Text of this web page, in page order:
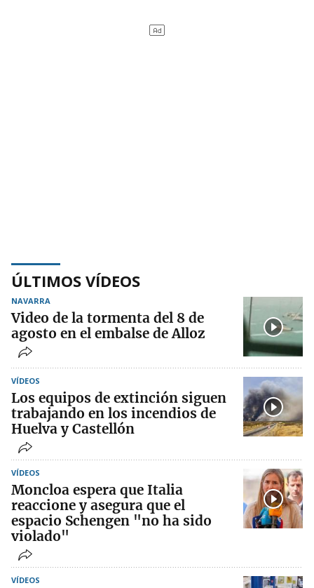
ÚLTIMOS VÍDEOS
NAVARRA
Video de la tormenta del 8 de
agosto en el embalse de Alloz
VÍDEOS
Los equipos de extinción siguen
trabajando en los incendios de
Huelva y Castellón
VÍDEOS
Moncloa espera que Italia
reaccione y asegura que el
espacio Schengen "no ha sido
violado"
VÍDEOS